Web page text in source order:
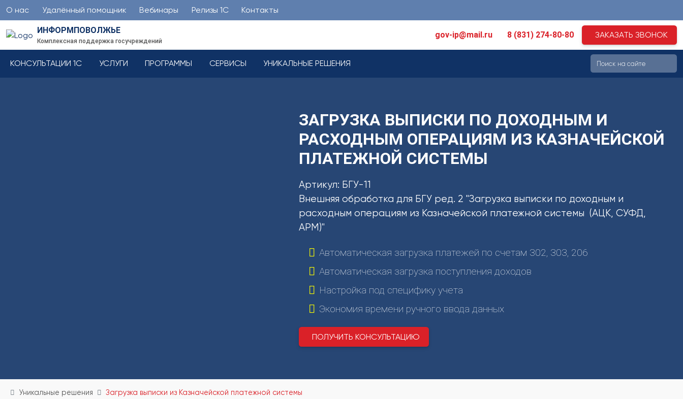
О нас Удалённый помощник Вебинары Релизы 1С Контакты
ИНФОРМПОВОЛЖЬЕ
Комплексная поддержка госучреждений
gov-ip@mail.ru 8 (831) 274-80-80 ЗАКАЗАТЬ ЗВОНОК
КОНСУЛЬТАЦИИ 1С УСЛУГИ ПРОГРАММЫ СЕРВИСЫ УНИКАЛЬНЫЕ РЕШЕНИЯ
ЗАГРУЗКА ВЫПИСКИ ПО ДОХОДНЫМ И
РАСХОДНЫМ ОПЕРАЦИЯМ ИЗ КАЗНАЧЕЙСКОЙ
ПЛАТЕЖНОЙ СИСТЕМЫ
Артикул: БГУ-11
Внешняя обработка для БГУ ред. 2 "Загрузка выписки по доходным и
расходным операциям из Казначейской платежной системы (АЦК, СУФД,
АРМ)"
Автоматическая загрузка платежей по счетам 302, 303, 206
Автоматическая загрузка поступления доходов
Настройка под специфику учета
Экономия времени ручного ввода данных
ПОЛУЧИТЬ КОНСУЛЬТАЦИЮ
Уникальные решения Загрузка выписки из Казначейской платежной системы